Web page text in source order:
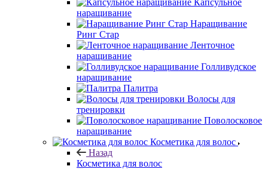
Капсульное
наращивание
Наращивание
Ринг Стар
Ленточное
наращивание
Голливудское
наращивание
Палитра
Волосы для
тренировки
Поволосковое
наращивание
Косметика для волос
Назад
Косметика для волос